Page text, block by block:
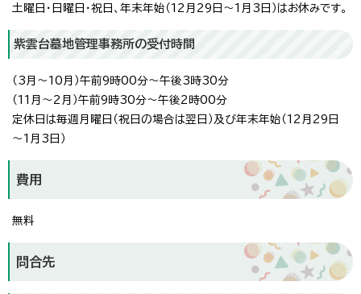
土曜日・日曜日・祝日、年末年始（12月29日～1月3日）はお休みです。
紫雲台墓地管理事務所の受付時間
（3月～10月）午前9時00分～午後3時30分
（11月～2月）午前9時30分～午後2時00分
定休日は毎週月曜日（祝日の場合は翌日）及び年末年始（12月29日
～1月3日）
費用
無料
問合先